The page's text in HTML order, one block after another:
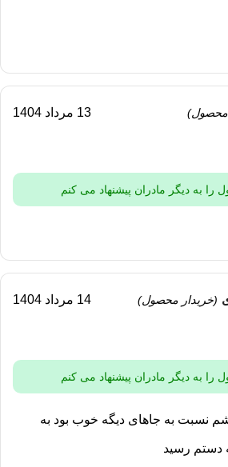
محصول) 13 مرداد 1404
را به دیگر مادران پیشنهاد می کنم
(خریدار محصول) 14 مرداد 1404
را به دیگر مادران پیشنهاد می کنم
نسبت به جاهای دیگه خوب بود به
دستم رسید